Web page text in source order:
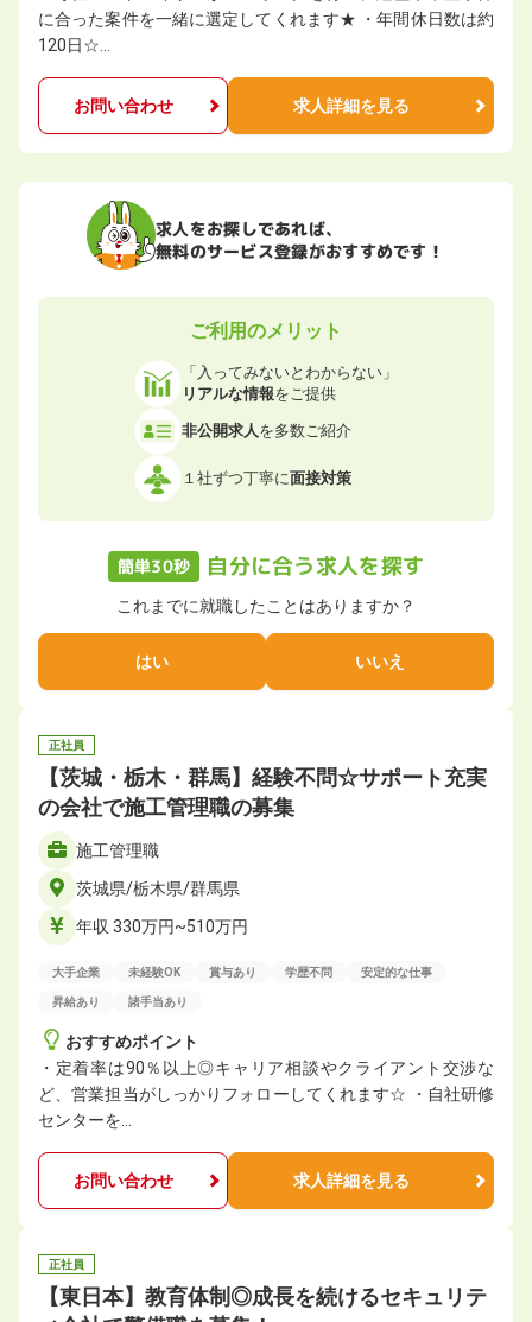
に合った案件を一緒に選定してくれます★ ・年間休日数は約
120日☆…
お問い合わせ 求人詳細を見る
求人をお探しであれば、
無料のサービス登録がおすすめです！
ご利用のメリット
「入ってみないとわからない」
リアルな情報をご提供
非公開求人を多数ご紹介
１社ずつ丁寧に面接対策
簡単30秒 自分に合う求人を探す
これまでに就職したことはありますか？
はい いいえ
正社員
【茨城・栃木・群馬】経験不問☆サポート充実
の会社で施工管理職の募集
施工管理職
茨城県/栃木県/群馬県
年収 330万円~510万円
大手企業 未経験OK 賞与あり 学歴不問 安定的な仕事
昇給あり 諸手当あり
おすすめポイント
・定着率は90％以上◎キャリア相談やクライアント交渉な
ど、営業担当がしっかりフォローしてくれます☆ ・自社研修
センターを…
お問い合わせ 求人詳細を見る
正社員
【東日本】教育体制◎成長を続けるセキュリテ